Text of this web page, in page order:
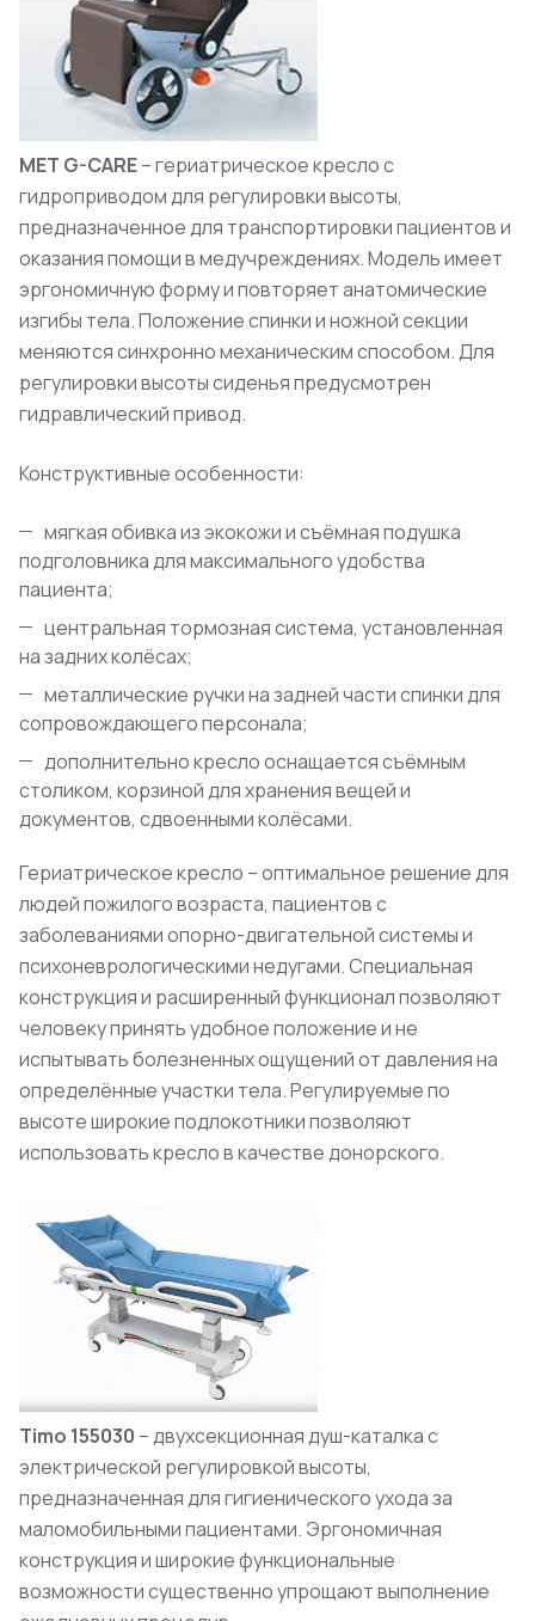
MET G-CARE– гериатрическое кресло с
гидроприводом для регулировки высоты,
предназначенное для транспортировки пациентов и
оказания помощи в медучреждениях. Модель имеет
эргономичную форму и повторяет анатомические
изгибы тела. Положение спинки и ножной секции
меняются синхронно механическим способом. Для
регулировки высоты сиденья предусмотрен
гидравлический привод.
Конструктивные особенности:
мягкая обивка из экокожи и съёмная подушка
подголовника для максимального удобства
пациента;
центральная тормозная система, установленная
на задних колёсах;
металлические ручки на задней части спинки для
сопровождающего персонала;
дополнительно кресло оснащается съёмным
столиком, корзиной для хранения вещей и
документов, сдвоенными колёсами.
Гериатрическое кресло – оптимальное решение для
людей пожилого возраста, пациентов с
заболеваниями опорно-двигательной системы и
психоневрологическими недугами. Специальная
конструкция и расширенный функционал позволяют
человеку принять удобное положение и не
испытывать болезненных ощущений от давления на
определённые участки тела. Регулируемые по
высоте широкие подлокотники позволяют
использовать кресло в качестве донорского.
Timo 155030 – двухсекционная душ-каталка с
электрической регулировкой высоты,
предназначенная для гигиенического ухода за
маломобильными пациентами. Эргономичная
конструкция и широкие функциональные
возможности существенно упрощают выполнение